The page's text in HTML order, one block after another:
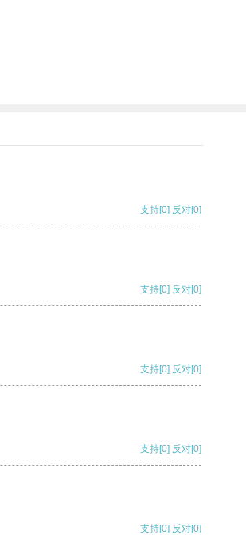
支持[0] 反对[0]
支持[0] 反对[0]
支持[0] 反对[0]
支持[0] 反对[0]
支持[0] 反对[0]